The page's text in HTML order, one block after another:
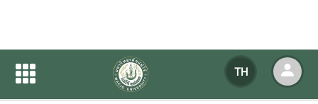
TH
ปฏิทินกิจกรรมของหน่วยงาน
ปฏิทินกิจกรรมของหน่วยงาน